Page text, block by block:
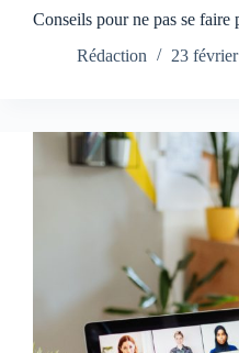
Conseils pour ne pas se faire
Rédaction
23